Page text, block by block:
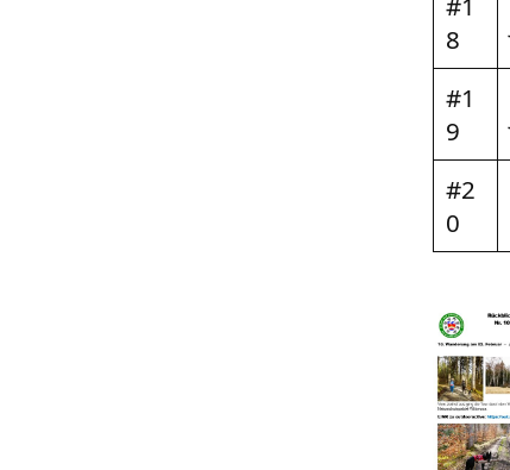
8
#1
9
#2
0